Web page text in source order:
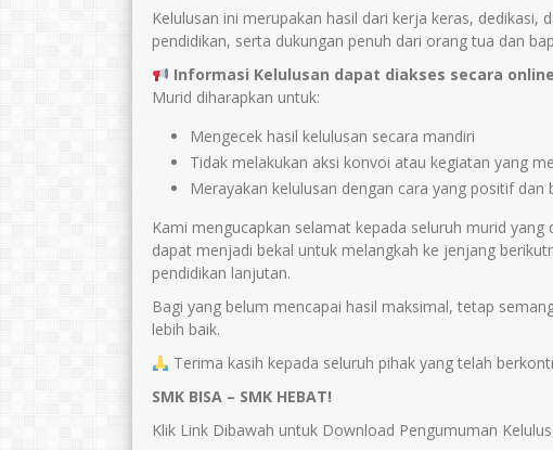
Kelulusan ini merupakan hasil dari kerja keras,
pendidikan, serta dukungan penuh dari orang tua dan
Informasi Kelulusan dapat diakses secara
Murid diharapkan untuk:
Mengecek hasil kelulusan secara mandiri
Tidak melakukan aksi konvoi atau kegiatan yang
Merayakan kelulusan dengan cara yang positif dan
Kami mengucapkan selamat kepada seluruh murid yang
dapat menjadi bekal untuk melangkah ke jenjang
pendidikan lanjutan.
Bagi yang belum mencapai hasil maksimal, tetap
lebih baik.
Terima kasih kepada seluruh pihak yang telah
SMK BISA – SMK HEBAT!
Klik Link Dibawah untuk Download Pengumuman